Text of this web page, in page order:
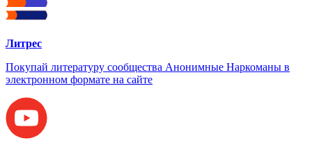
Литрес
Покупай литературу сообщества Анонимные Наркоманы в
электронном формате на сайте